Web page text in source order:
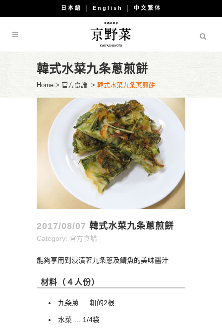
日本語 English 中文繁体
韓式水菜九条蔥煎餅
Home > 官方食譜 > 韓式水菜九条蔥煎餅
2017/08/07 韓式水菜九条蔥煎餅
Category: 官方食譜
能夠享用到浸漬著九条蔥及鯖魚的美味醬汁
材料（４人份）
九条蔥 … 粗的2根
水菜 … 1/4袋